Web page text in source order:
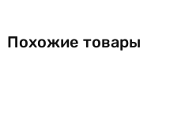
Похожие товары